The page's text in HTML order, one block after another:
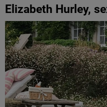
Elizabeth Hurley,